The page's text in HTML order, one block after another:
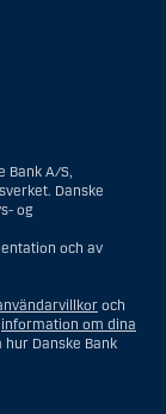
bedriver
regleras som ett
enhet som är
Person, om inte
i USA, har
för vilket en
Person har eller
inte är kopplat till
en person med
och som
eller enheter som
Bank A/S,
Danske
og
och av
och
information om dina
Danske Bank